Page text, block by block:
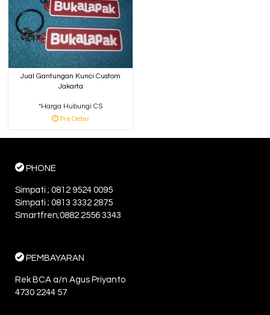
Jual Gantungan Kunci Custom
Jakarta
*Harga Hubungi CS
Pre Order
PHONE
Simpati ; 0812 9524 0095
Simpati ; 0813 3332 2875
Smartfren;0882 2556 3343
PEMBAYARAN
Rek BCA a/n Agus Priyanto
4730 2244 57